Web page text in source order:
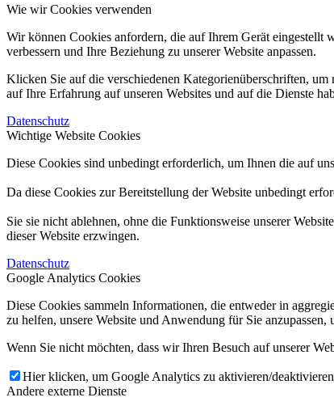
Wie wir Cookies verwenden
Wir können Cookies anfordern, die auf Ihrem Gerät eingestellt
verbessern und Ihre Beziehung zu unserer Website anpassen.
Klicken Sie auf die verschiedenen Kategorienüberschriften,
auf Ihre Erfahrung auf unseren Websites und auf die Dienste
Datenschutz
Wichtige Website Cookies
Diese Cookies sind unbedingt erforderlich, um Ihnen die auf
Da diese Cookies zur Bereitstellung der Website unbedingt
Sie sie nicht ablehnen, ohne die Funktionsweise unserer
dieser Website erzwingen.
Datenschutz
Google Analytics Cookies
Diese Cookies sammeln Informationen, die entweder in
zu helfen, unsere Website und Anwendung für Sie anzupassen,
Wenn Sie nicht möchten, dass wir Ihren Besuch auf unserer
Hier klicken, um Google Analytics zu aktivieren/
Andere externe Dienste